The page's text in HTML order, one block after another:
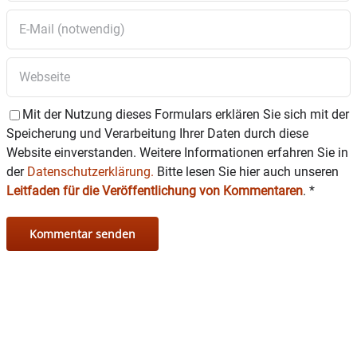
auch der gesellschaftliche Blick auf Inklusion
und Teilhabe.
Auch in den kommenden Jahren wird es darum
gehen, Menschen individuell zu begleiten, neue
Herausforderungen anzunehmen und die
soziale Teilhabe weiter zu stärken.
Anlässlich des 20-jährigen Bestehens soll danke
gesagt werden: den Menschen, die dem ABW ihr
Vertrauen schenken, den Mitarbeitenden und
Der Einrichtungsverbund Steinhöring freut sich
Mit der Nutzung dieses Formulars erklären Sie sich mit der
Speicherung und Verarbeitung Ihrer Daten durch diese
Website einverstanden. Weitere Informationen erfahren Sie in
der Datenschutzerklärung. Bitte lesen Sie hier auch unseren
Leitfaden für die Veröffentlichung von Kommentaren. *